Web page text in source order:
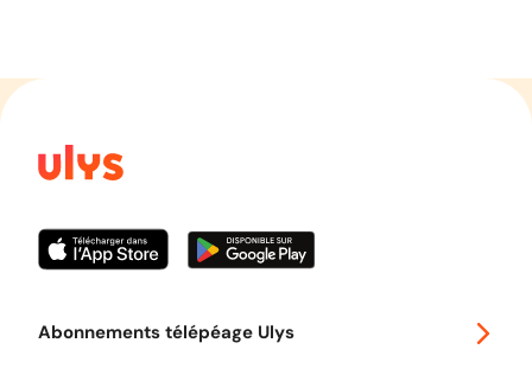
Abonnements télépéage Ulys